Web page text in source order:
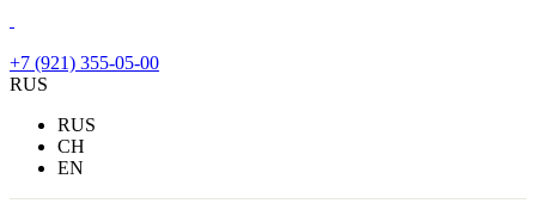
+7 (921) 355-05-00
RUS
RUS
CH
EN